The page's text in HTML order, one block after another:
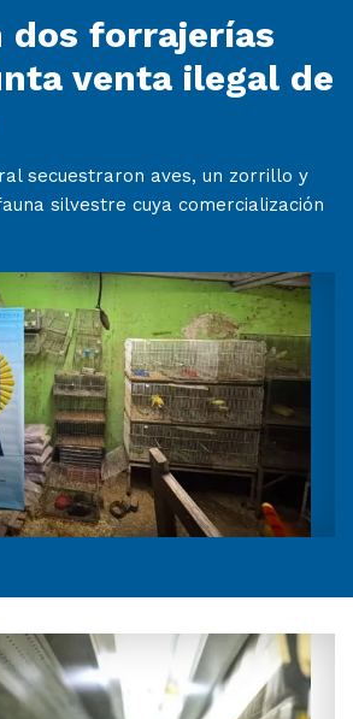
dos forrajerías
venta ilegal de
secuestraron aves, un zorrillo y
silvestre cuya comercialización